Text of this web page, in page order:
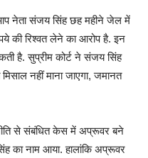
नेता संजय सिंह छह महीने जेल में
की रिश्वत लेने का आरोप है. इन
है. सुप्रीम कोर्ट ने संजय स‍िंह
नहीं माना जाएगा, जमानत
से संबंधित केस में अप्रूवर बने
का नाम आया. हालांकि अप्रूवर